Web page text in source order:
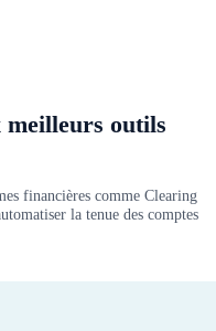
meilleurs outils
financières comme Clearing
la tenue des comptes